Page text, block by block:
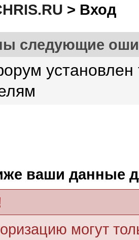
> Вход
следующие
ваши данные
могут